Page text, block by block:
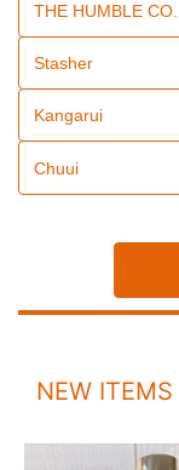
THE HUMBLE CO.
Stasher
Kangarui
Chuui
NEW ITEMS